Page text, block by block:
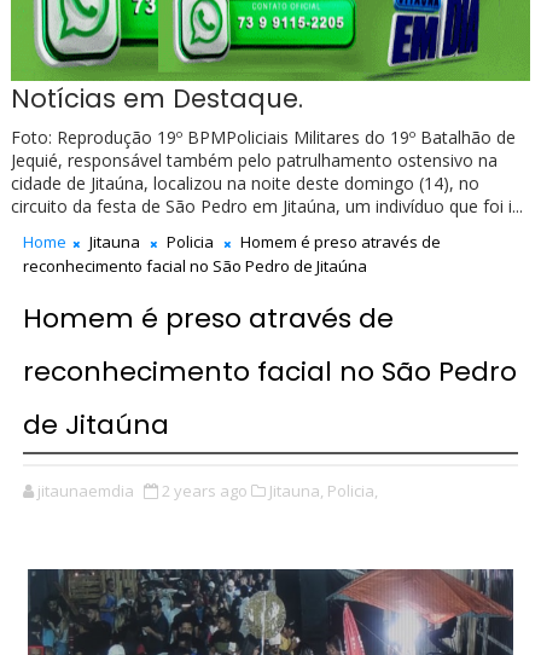
Notícias em Destaque.
Foto: Reprodução 19º BPMPoliciais Militares do 19º Batalhão de
Jequié, responsável também pelo patrulhamento ostensivo na
cidade de Jitaúna, localizou na noite deste domingo (14), no
circuito da festa de São Pedro em Jitaúna, um indivíduo que foi i...
Home Jitauna Policia
Homem é preso através de
reconhecimento facial no São Pedro de Jitaúna
Homem é preso através de
reconhecimento facial no São Pedro
de Jitaúna
jitaunaemdia 2 years ago Jitauna, Policia,